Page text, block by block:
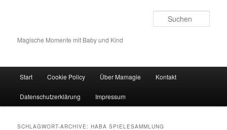
Magische Momente mit Baby und Kind
Zum Inhalt wechseln
Zum sekundären Inhalt wechseln
Start Cookie Policy Über Mamagie Kontakt
Datenschutzerklärung Impressum
SCHLAGWORT-ARCHIVE:HABA SPIELESAMMLUNG